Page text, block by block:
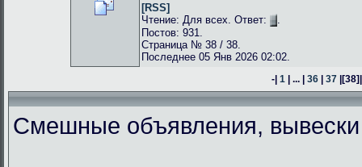
[RSS]
Чтение: Для всех. Ответ:
.
Постов: 931.
Страница № 38 / 38.
Последнее 05 Янв 2026 02:02.
-| 1 | ... | 36 | 37 |[38]
Смешные объявления,